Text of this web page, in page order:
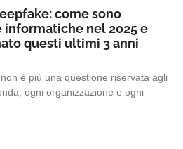
come sono
nel 2025 e
questi ultimi 3 anni
è più una questione riservata agli
ogni organizzazione e ogni